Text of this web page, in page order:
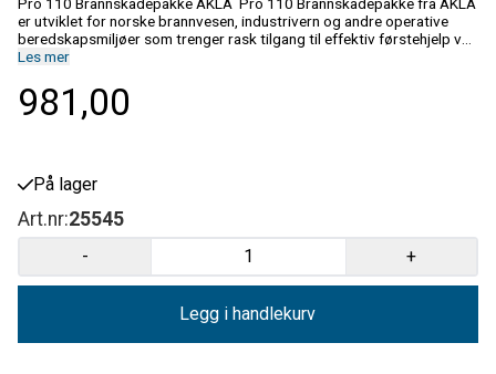
er utviklet for norske brannvesen, industrivern og andre operative
beredskapsmiljøer som trenger rask tilgang til effektiv førstehjelp ved
brannskader. Pakken inneholder nøye utvalgte brannskadebandasjer
smertelindring i den akutte fasen. Den robuste oppbevaringslommen
med transparent front gir god oversikt over innholdet og gjør det
25543 Elastisk gasbind AKLA 8 cm x 2,5 m 1 25327 Bandasje
brannskade FOR BURNS 10 x 10 cm 3 25328 Bandasje brannskade
FOR BURNS 20 x 20 cm 2 24038 Bandasje brannskade FOR BURNS 30
x 40 cm Ansikt 1 27455 Innholdslomme stor, blå 1
Les mer
981,00
På lager
Art.nr:25545
- +
Legg i handlekurv